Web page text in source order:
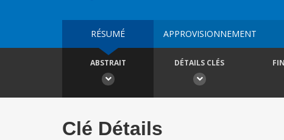
RÉSUMÉ APPROVISIONNEMENT
ABSTRAIT DÉTAILS CLÉS
Clé Détails